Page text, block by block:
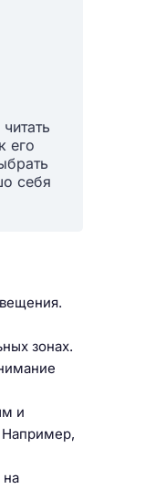
его
себя
зонах.
и
Например,
на